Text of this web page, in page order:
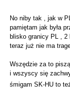
No niby tak , jak w
pamiętam jak była
blisko granicy PL , 2
teraz już nie ma
Wszędzie za to
i wszyscy się
śmigam SK-HU to